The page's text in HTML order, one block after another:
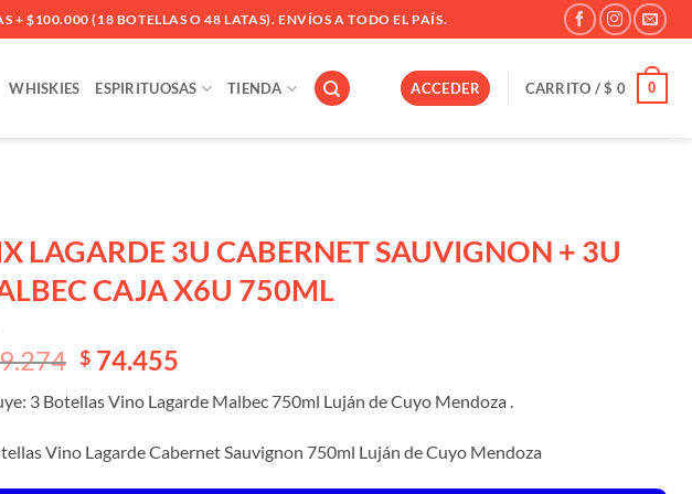
+ $100.000 (18 BOTELLAS O 48 LATAS). ENVÍOS A TODO EL PAÍS.
WHISKIES ESPIRITUOSAS TIENDA ACCEDER CARRITO /$ 0 0
LAGARDE 3U CABERNET SAUVIGNON + 3U
CAJA X6U 750ML
El
actual
es:
$ 99.274.
$ 74.455
3 Botellas Vino Lagarde Malbec 750ml Luján de Cuyo Mendoza .
Vino Lagarde Cabernet Sauvignon 750ml Luján de Cuyo Mendoza